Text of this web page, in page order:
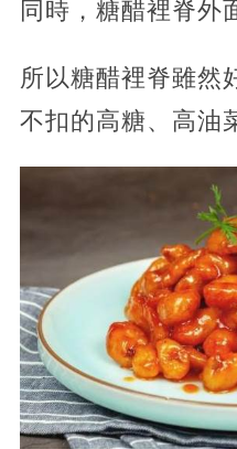
同時，糖醋裡脊外
所以糖醋裡脊雖然
不扣的高糖、高油